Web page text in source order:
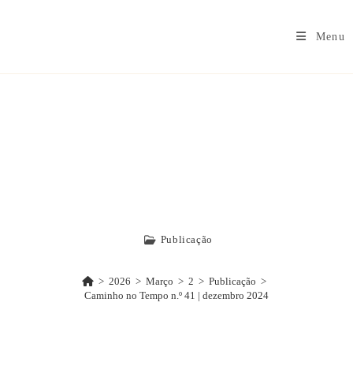
Menu
Publicação
> 2026 > Março > 2 > Publicação >
Caminho no Tempo n.º 41 | dezembro 2024